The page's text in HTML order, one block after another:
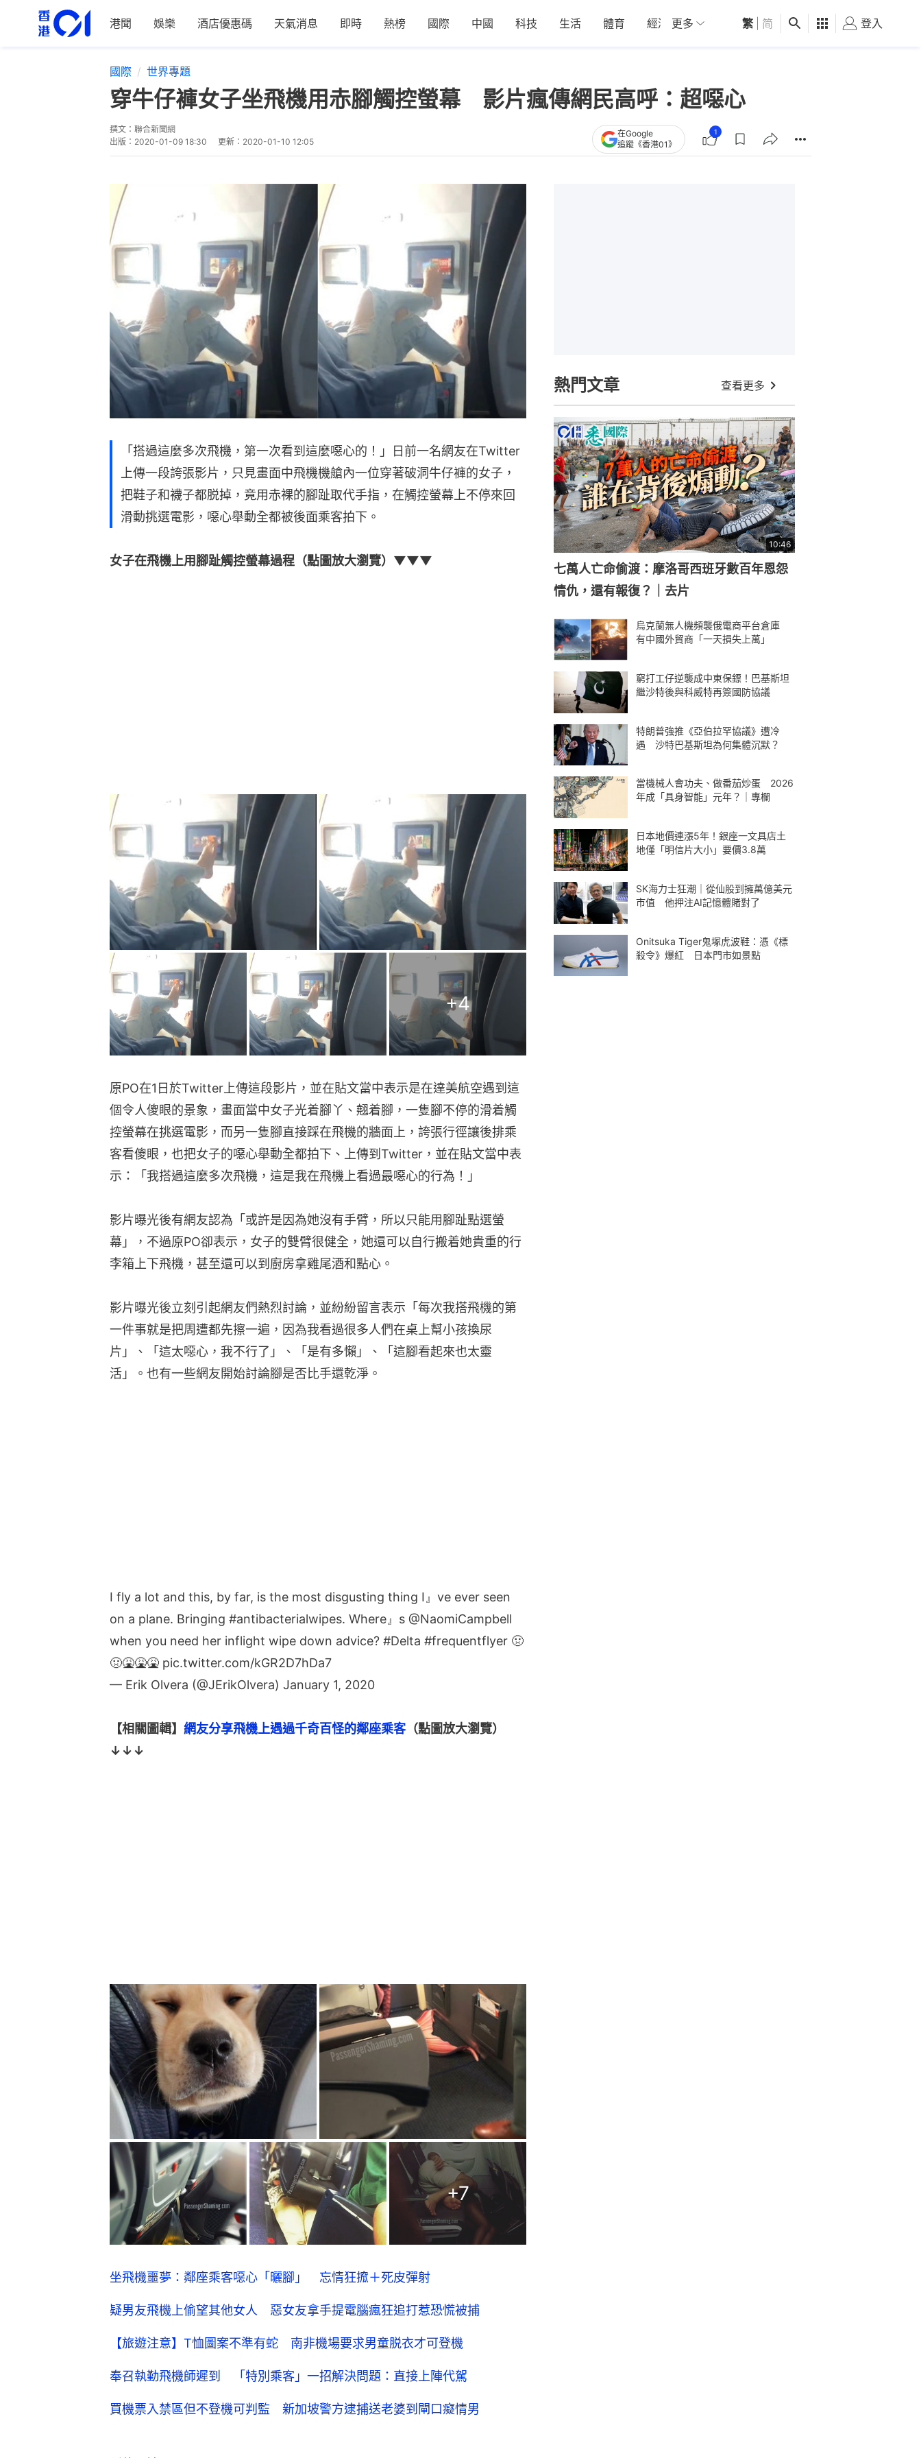
港聞 娛樂 酒店優惠碼 天氣消息 即時 熱榜 國際 中國 科技 生活 體育 經濟 01深圳 觀點 健康 好食玩飛
更多 繁 简 登入
國際 世界專題
穿牛仔褲女子坐飛機用赤腳觸控螢幕 影片瘋傳網民高呼：超噁心
撰文： 聯合新聞網
出版： 2020-01-09 18:30 更新： 2020-01-10 12:05
在Google
追蹤《香港01》
1
「搭過這麼多次飛機，第一次看到這麼噁心的！」日前一名網友在Twitter
上傳一段誇張影片，只見畫面中飛機機艙內一位穿著破洞牛仔褲的女子，
把鞋子和襪子都脱掉，竟用赤裸的腳趾取代手指，在觸控螢幕上不停來回
滑動挑選電影，噁心舉動全都被後面乘客拍下。
女子在飛機上用腳趾觸控螢幕過程（點圖放大瀏覽）▼▼▼
+4
原PO在1日於Twitter上傳這段影片，並在貼文當中表示是在達美航空遇到這
個令人傻眼的景象，畫面當中女子光着腳丫、翹着腳，一隻腳不停的滑着觸
控螢幕在挑選電影，而另一隻腳直接踩在飛機的牆面上，誇張行徑讓後排乘
客看傻眼，也把女子的噁心舉動全都拍下、上傳到Twitter，並在貼文當中表
示：「我搭過這麼多次飛機，這是我在飛機上看過最噁心的行為！」
影片曝光後有網友認為「或許是因為她沒有手臂，所以只能用腳趾點選螢
幕」，不過原PO卻表示，女子的雙臂很健全，她還可以自行搬着她貴重的行
李箱上下飛機，甚至還可以到廚房拿雞尾酒和點心。
影片曝光後立刻引起網友們熱烈討論，並紛紛留言表示「每次我搭飛機的第
一件事就是把周遭都先擦一遍，因為我看過很多人們在桌上幫小孩換尿
片」、「這太噁心，我不行了」、「是有多懶」、「這腳看起來也太靈
活」。也有一些網友開始討論腳是否比手還乾淨。
I fly a lot and this, by far, is the most disgusting thing I』ve ever seen
on a plane. Bringing #antibacterialwipes. Where』s ⁦ @NaomiCampbell
when you need her inflight wipe down advice? #Delta #frequentflyer 🤢
🤢🤮🤮🤮 pic.twitter.com/kGR2D7hDa7
— Erik Olvera (@JErikOlvera) January 1, 2020
【相關圖輯】 網友分享飛機上遇過千奇百怪的鄰座乘客（點圖放大瀏覽）
↓↓↓
+7
坐飛機噩夢：鄰座乘客噁心「曬腳」 忘情狂搲＋死皮彈射
疑男友飛機上偷望其他女人 惡女友拿手提電腦瘋狂追打惹恐慌被捕
【旅遊注意】T恤圖案不準有蛇 南非機場要求男童脱衣才可登機
奉召執勤飛機師遲到 「特別乘客」一招解決問題：直接上陣代駕
買機票入禁區但不登機可判監 新加坡警方逮捕送老婆到閘口癡情男
熱門文章 查看更多
10:46
七萬人亡命偷渡：摩洛哥西班牙數百年恩怨
情仇，還有報復？｜去片
烏克蘭無人機頻襲俄電商平台倉庫
有中國外貿商「一天損失上萬」
窮打工仔逆襲成中東保鏢！巴基斯坦
繼沙特後與科威特再簽國防協議
特朗普強推《亞伯拉罕協議》遭冷
遇 沙特巴基斯坦為何集體沉默？
當機械人會功夫、做番茄炒蛋 2026
年成「具身智能」元年？｜專欄
日本地價連漲5年！銀座一文具店土
地僅「明信片大小」要價3.8萬
SK海力士狂潮｜從仙股到擁萬億美元
市值 他押注AI記憶體賭對了
Onitsuka Tiger鬼塚虎波鞋：憑《標
殺令》爆紅 日本門市如景點